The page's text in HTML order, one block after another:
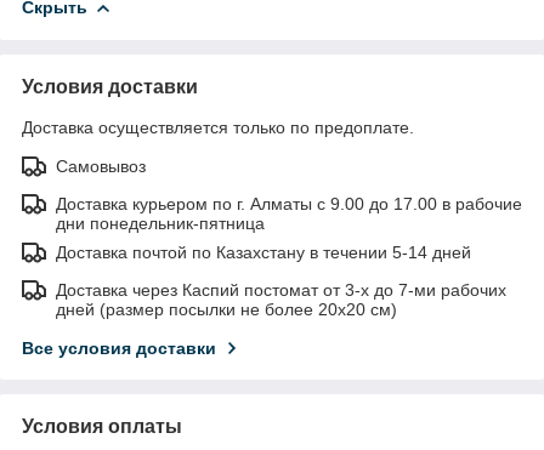
Скрыть
Условия доставки
Доставка осуществляется только по предоплате.
Самовывоз
Доставка курьером по г. Алматы с 9.00 до 17.00 в рабочие
дни понедельник-пятница
Доставка почтой по Казахстану в течении 5-14 дней
Доставка через Каспий постомат от 3-х до 7-ми рабочих
дней (размер посылки не более 20х20 см)
Все условия доставки
Условия оплаты